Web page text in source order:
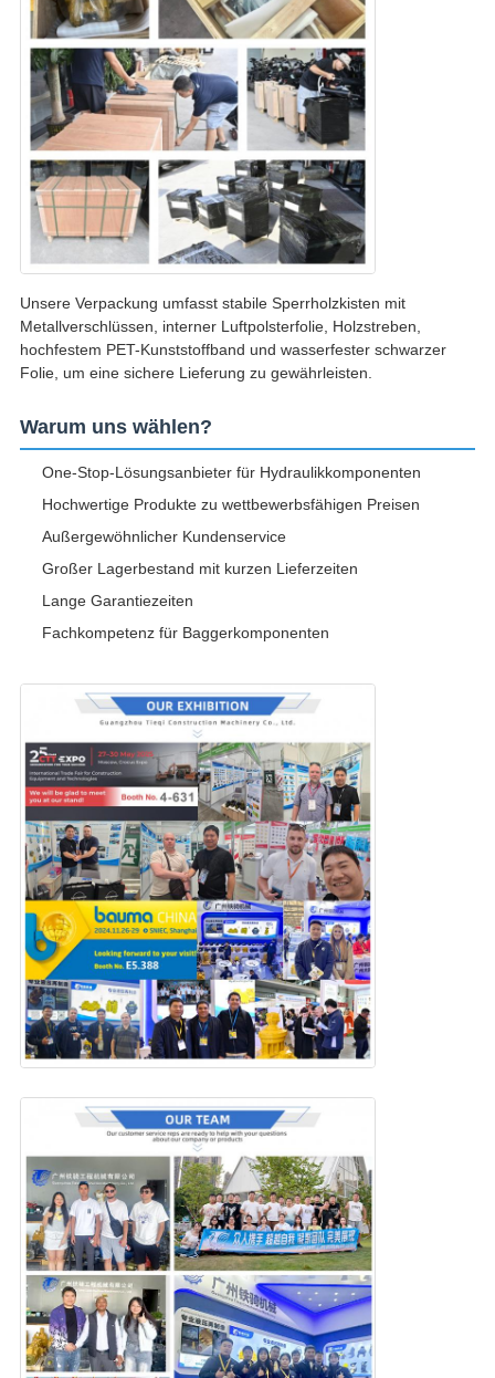
Unsere Verpackung umfasst stabile Sperrholzkisten mit
Metallverschlüssen, interner Luftpolsterfolie, Holzstreben,
hochfestem PET-Kunststoffband und wasserfester schwarzer
Folie, um eine sichere Lieferung zu gewährleisten.
Warum uns wählen?
One-Stop-Lösungsanbieter für Hydraulikkomponenten
Hochwertige Produkte zu wettbewerbsfähigen Preisen
Außergewöhnlicher Kundenservice
Großer Lagerbestand mit kurzen Lieferzeiten
Lange Garantiezeiten
Fachkompetenz für Baggerkomponenten